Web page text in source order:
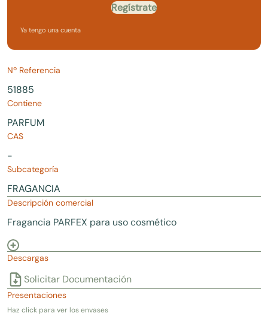
Regístrate
Ya tengo una cuenta
Nº Referencia
51885
Contiene
PARFUM
CAS
-
Subcategoría
FRAGANCIA
Descripción comercial
Fragancia PARFEX para uso cosmético
Descargas
Solicitar Documentación
Presentaciones
Haz click para ver los envases